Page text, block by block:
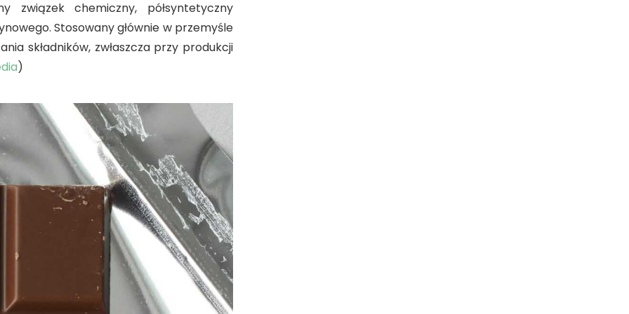
związek chemiczny, półsyntetyczny
Stosowany głównie w przemyśle
składników, zwłaszcza przy produkcji
)